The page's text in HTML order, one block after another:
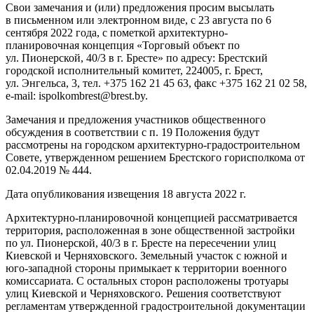
Свои замечания и (или) предложения просим высылать
в письменном или электронном виде, с 23 августа по 6
сентября 2022 года, с пометкой архитектурно-
планировочная концепция «Торговый объект по
ул. Пионерской, 40/3 в г. Бресте» по адресу: Брестский
городской исполнительный комитет, 224005, г. Брест,
ул. Энгельса, 3, тел. +375 162 21 45 63, факс +375 162 21 02 58,
e-mail: ispolkombrest@brest.by.
Замечания и предложения участников общественного
обсуждения в соответствии с п. 19 Положения будут
рассмотрены на городском архитектурно-градостроительном
Совете, утвержденном решением Брестского горисполкома от
02.04.2019 № 444.
Дата опубликования извещения 18 августа 2022 г.
Архитектурно-планировочной концепцией рассматривается
территория, расположенная в зоне общественной застройки
по ул. Пионерской, 40/3 в г. Бресте на пересечении улиц
Киевской и Черняховского. Земельный участок с южной и
юго-западной стороны примыкает к территории военного
комиссариата. С остальных сторон расположены тротуары
улиц Киевской и Черняховского. Решения соответствуют
регламентам утвержденной градостроительной документации